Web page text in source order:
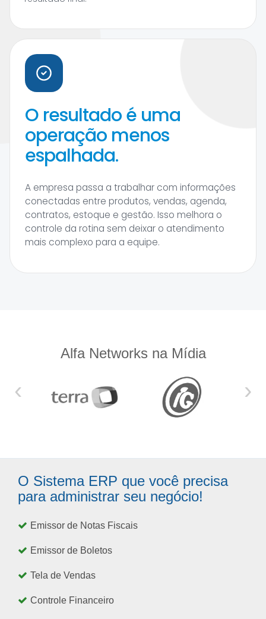
O resultado é uma
operação menos
espalhada.
A empresa passa a trabalhar com informações
conectadas entre produtos, vendas, agenda,
contratos, estoque e gestão. Isso melhora o
controle da rotina sem deixar o atendimento
mais complexo para a equipe.
Alfa Networks na Mídia
‹ ›
O Sistema ERP que você precisa
para administrar seu negócio!
Emissor de Notas Fiscais
Emissor de Boletos
Tela de Vendas
Controle Financeiro